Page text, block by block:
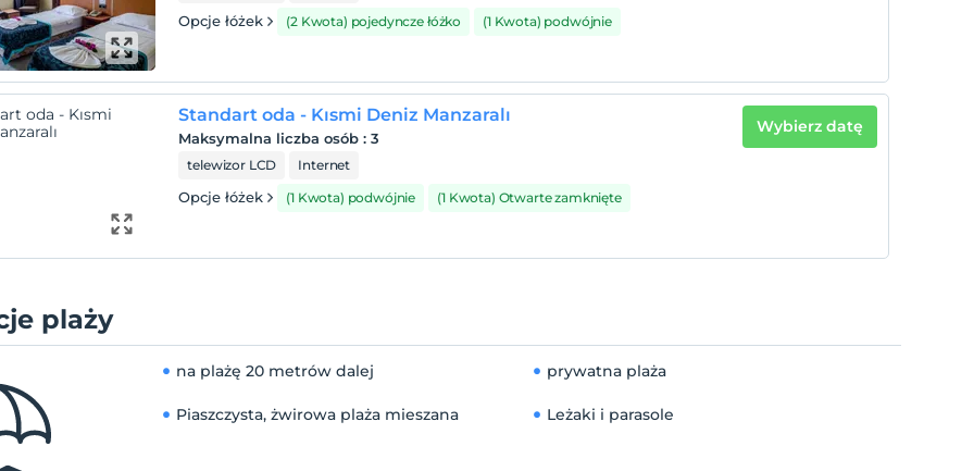
Opcje łóżek (2 Kwota) pojedyncze łóżko (1 Kwota) podwójnie
Standart oda - Kısmi Deniz Manzaralı
Maksymalna liczba osób :3
telewizor LCD Internet
Opcje łóżek (1 Kwota) podwójnie (1 Kwota) Otwarte zamknięte
Wybierz datę
plaży
na plażę 20 metrów dalej prywatna plaża
Piaszczysta, żwirowa plaża mieszana Leżaki i parasole